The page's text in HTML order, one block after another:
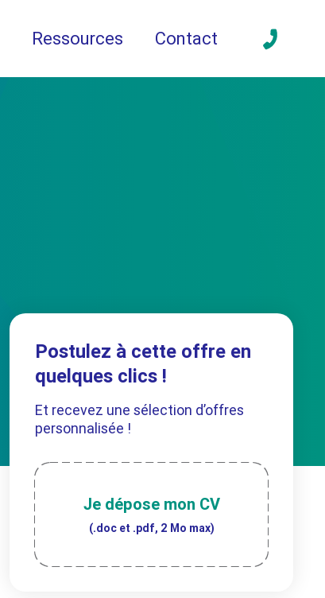
Ressources Contact
Postulez à cette offre en
quelques clics !
Et recevez une sélection d’offres
personnalisée !
Je dépose mon CV
(.doc et .pdf, 2 Mo max)